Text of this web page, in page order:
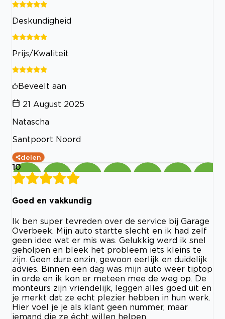
Deskundigheid
Prijs/Kwaliteit
Beveelt aan
21 August 2025
Natascha
Santpoort Noord
delen
10
Goed en vakkundig
Ik ben super tevreden over de service bij Garage
Overbeek. Mijn auto startte slecht en ik had zelf
geen idee wat er mis was. Gelukkig werd ik snel
geholpen en bleek het probleem iets kleins te
zijn. Geen dure onzin, gewoon eerlijk en duidelijk
advies. Binnen een dag was mijn auto weer tiptop
in orde en ik kon er meteen mee de weg op. De
monteurs zijn vriendelijk, leggen alles goed uit en
je merkt dat ze echt plezier hebben in hun werk.
Hier voel je je als klant geen nummer, maar
iemand die ze écht willen helpen.